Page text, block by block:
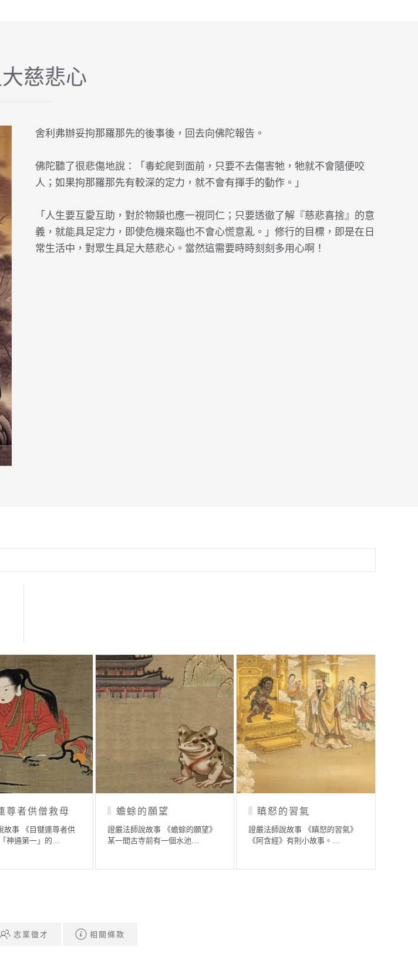
慈悲心
舍利弗辦妥拘那羅那先的後事後，回去向佛陀報告。
佛陀聽了很悲傷地說：「毒蛇爬到面前，只要不去傷害牠，牠就不會隨便咬
人；如果拘那羅那先有較深的定力，就不會有揮手的動作。」
「人生要互愛互助，對於物類也應一視同仁；只要透徹了解『慈悲喜捨』的意
義，就能具足定力，即使危機來臨也不會心慌意亂。」修行的目標，即是在日
常生活中，對眾生具足大慈悲心。當然這需要時時刻刻多用心啊！
蟾蜍的願望
證嚴法師說故事 《蟾蜍的願望》
某一間古寺前有一個水池…
證嚴法師說故事 《瞋怒的習氣》
《阿含經》有則小故事。…
證嚴法師說故事 《小男孩的心
願》 某個小鄉村裡，有位婦人
志業徵才 相關條款